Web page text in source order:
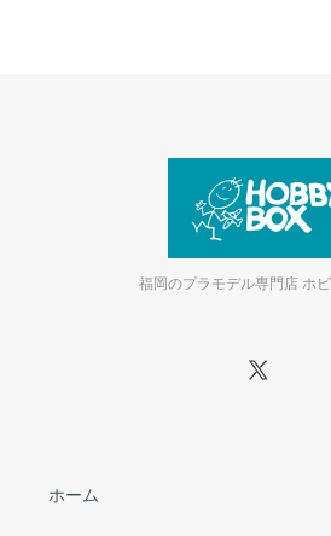
福岡のプラモデル専門店 ホ
ホーム